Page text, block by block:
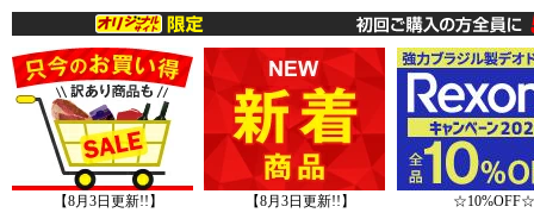
【8月3日更新!!】 【8月3日更新!!】 ☆10%OFF☆